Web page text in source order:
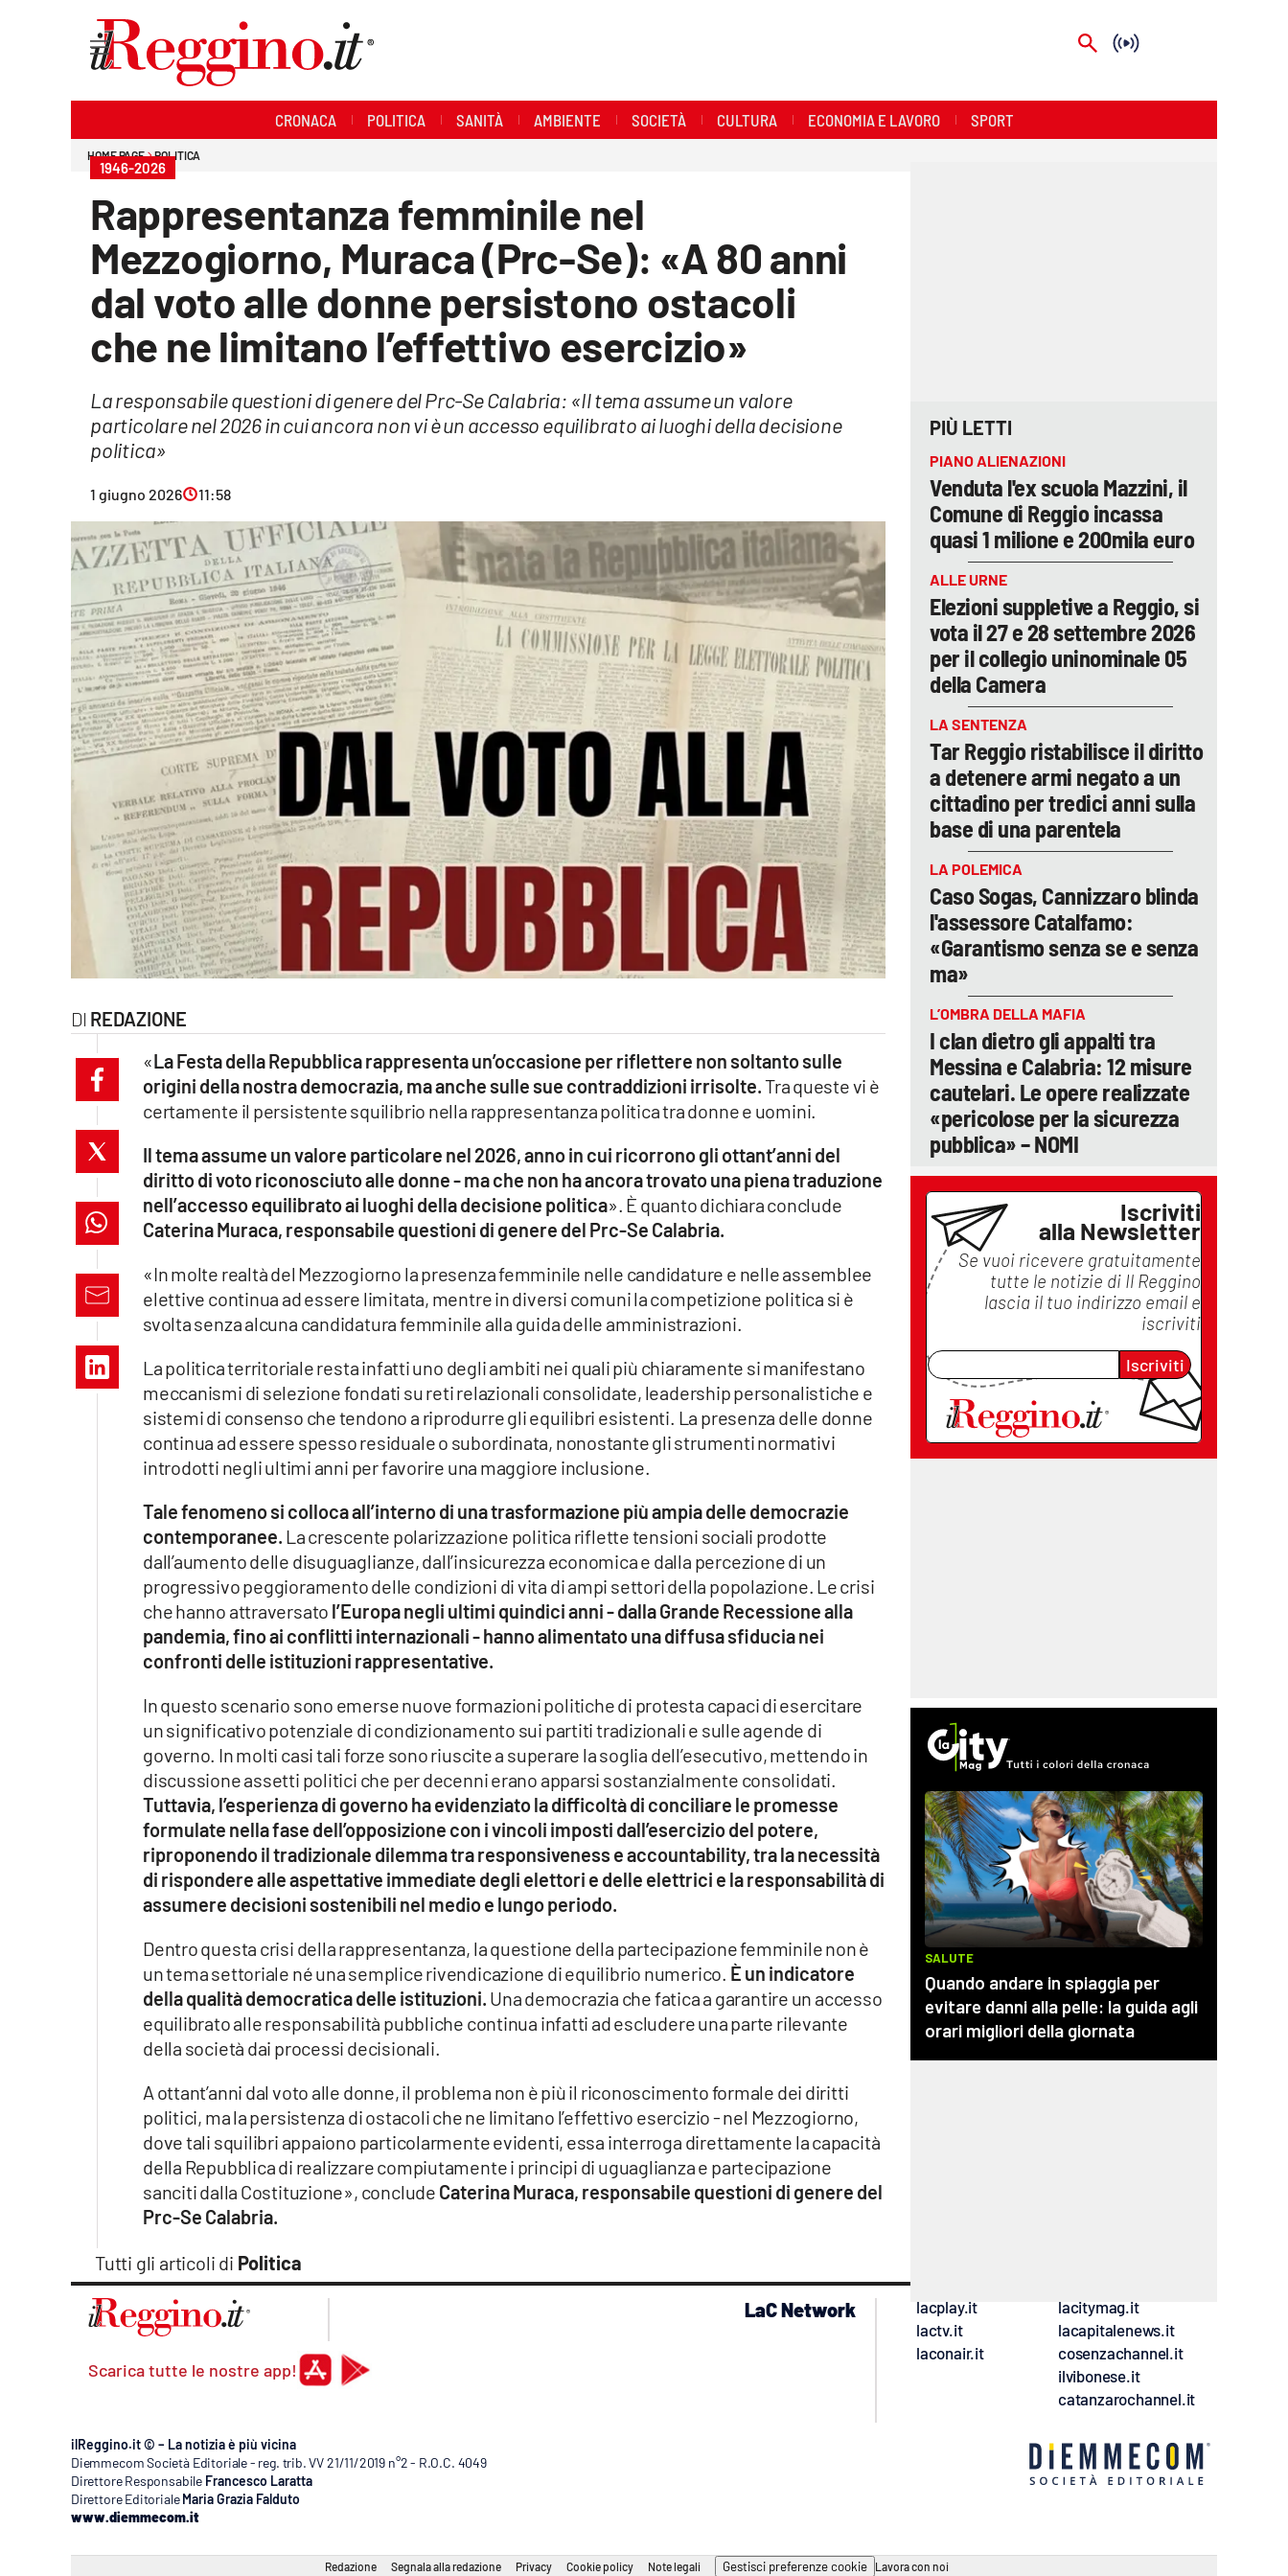
Economia e lavoro
Streaming
Lac Network
cosenzachannel.it
lacapitalenews.it
Vai
CRONACA POLITICA SANITÀ AMBIENTE SOCIETÀ CULTURA ECONOMIA E LAVORO SPORT
HOME PAGE POLITICA
1946-2026
Rappresentanza femminile nel
Mezzogiorno, Muraca (Prc-Se): «A 80 anni
dal voto alle donne persistono ostacoli
che ne limitano l’effettivo esercizio»
La responsabile questioni di genere del Prc-Se Calabria: «Il tema assume un valore
particolare nel 2026 in cui ancora non vi è un accesso equilibrato ai luoghi della decisione
politica»
1 giugno 2026 11:58
REDAZIONE
Tutti gli articoli di Politica
«La Festa della Repubblica rappresenta un’occasione per riflettere non soltanto sulle
origini della nostra democrazia, ma anche sulle sue contraddizioni irrisolte.Tra queste vi è
certamente il persistente squilibrio nella rappresentanza politica tra donne e uomini.
Il tema assume un valore particolare nel 2026, anno in cui ricorrono gli ottant’anni del
diritto di voto riconosciuto alle donne - ma che non ha ancora trovato una piena traduzione
nell’accesso equilibrato ai luoghi della decisione politica». È quanto dichiara conclude
Caterina Muraca, responsabile questioni di genere del Prc-Se Calabria.
«In molte realtà del Mezzogiorno la presenza femminile nelle candidature e nelle assemblee
elettive continua ad essere limitata, mentre in diversi comuni la competizione politica si è
svolta senza alcuna candidatura femminile alla guida delle amministrazioni.
La politica territoriale resta infatti uno degli ambiti nei quali più chiaramente si manifestano
meccanismi di selezione fondati su reti relazionali consolidate, leadership personalistiche e
sistemi di consenso che tendono a riprodurre gli equilibri esistenti. La presenza delle donne
continua ad essere spesso residuale o subordinata, nonostante gli strumenti normativi
introdotti negli ultimi anni per favorire una maggiore inclusione.
Tale fenomeno si colloca all’interno di una trasformazione più ampia delle democrazie
contemporanee. La crescente polarizzazione politica riflette tensioni sociali prodotte
dall’aumento delle disuguaglianze, dall’insicurezza economica e dalla percezione di un
progressivo peggioramento delle condizioni di vita di ampi settori della popolazione. Le crisi
che hanno attraversato l’Europa negli ultimi quindici anni - dalla Grande Recessione alla
pandemia, fino ai conflitti internazionali - hanno alimentato una diffusa sfiducia nei
confronti delle istituzioni rappresentative.
In questo scenario sono emerse nuove formazioni politiche di protesta capaci di esercitare
un significativo potenziale di condizionamento sui partiti tradizionali e sulle agende di
governo. In molti casi tali forze sono riuscite a superare la soglia dell’esecutivo, mettendo in
discussione assetti politici che per decenni erano apparsi sostanzialmente consolidati.
Tuttavia, l’esperienza di governo ha evidenziato la difficoltà di conciliare le promesse
formulate nella fase dell’opposizione con i vincoli imposti dall’esercizio del potere,
riproponendo il tradizionale dilemma tra responsiveness e accountability, tra la necessità
di rispondere alle aspettative immediate degli elettori e delle elettrici e la responsabilità di
assumere decisioni sostenibili nel medio e lungo periodo.
Dentro questa crisi della rappresentanza, la questione della partecipazione femminile non è
un tema settoriale né una semplice rivendicazione di equilibrio numerico. È un indicatore
della qualità democratica delle istituzioni. Una democrazia che fatica a garantire un accesso
equilibrato alle responsabilità pubbliche continua infatti ad escludere una parte rilevante
della società dai processi decisionali.
A ottant’anni dal voto alle donne, il problema non è più il riconoscimento formale dei diritti
politici, ma la persistenza di ostacoli che ne limitano l’effettivo esercizio - nel Mezzogiorno,
dove tali squilibri appaiono particolarmente evidenti, essa interroga direttamente la capacità
della Repubblica di realizzare compiutamente i principi di uguaglianza e partecipazione
sanciti dalla Costituzione», conclude Caterina Muraca, responsabile questioni di genere del
Prc-Se Calabria.
PIÙ LETTI
PIANO ALIENAZIONI
Venduta l'ex scuola Mazzini, il
Comune di Reggio incassa
quasi 1 milione e 200mila euro
ALLE URNE
Elezioni suppletive a Reggio, si
vota il 27 e 28 settembre 2026
per il collegio uninominale 05
della Camera
LA SENTENZA
Tar Reggio ristabilisce il diritto
a detenere armi negato a un
cittadino per tredici anni sulla
base di una parentela
LA POLEMICA
Caso Sogas, Cannizzaro blinda
l'assessore Catalfamo:
«Garantismo senza se e senza
ma»
L’OMBRA DELLA MAFIA
I clan dietro gli appalti tra
Messina e Calabria: 12 misure
cautelari. Le opere realizzate
«pericolose per la sicurezza
pubblica» – NOMI
Iscriviti
alla Newsletter
Se vuoi ricevere gratuitamente
tutte le notizie di Il Reggino
lascia il tuo indirizzo email e
iscriviti
Iscriviti
Scarica tutte le nostre app!
LaC Network
lacplay.it
lactv.it
laconair.it
lacitymag.it
lacapitalenews.it
cosenzachannel.it
ilvibonese.it
catanzarochannel.it
ilReggino.it © – La notizia è più vicina
Diemmecom Società Editoriale - reg. trib. VV 21/11/2019 n°2 - R.O.C. 4049
Direttore Responsabile Francesco Laratta
Direttore Editoriale Maria Grazia Falduto
www.diemmecom.it
Redazione Segnala alla redazione Privacy Cookie policy Note legali Gestisci preferenze cookie Lavora con noi